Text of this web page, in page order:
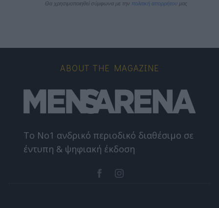
Θα χρησιμοποιηθεί σύμφωνα με την πολιτική απορρήτου μας
ABOUT THE MAGAZINE
Το Nο1 ανδρικό περιοδικό διαθέσιμο σε
έντυπη & ψηφιακή έκδοση